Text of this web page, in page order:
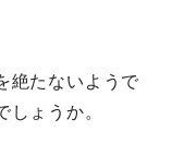
絶たないようで
ょうか。